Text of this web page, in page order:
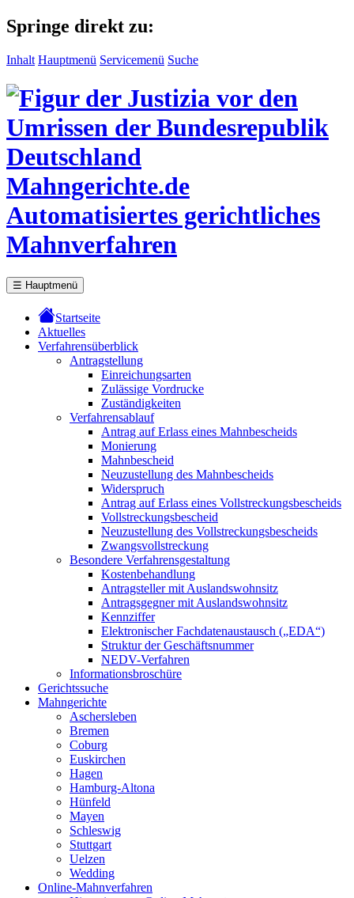
Springe direkt zu:
Inhalt Hauptmenü Servicemenü Suche
Mahngerichte.de
Automatisiertes gerichtliches
Mahnverfahren
☰ Hauptmenü
Startseite
Aktuelles
Verfahrensüberblick
Antragstellung
Einreichungsarten
Zulässige Vordrucke
Zuständigkeiten
Verfahrensablauf
Antrag auf Erlass eines Mahnbescheids
Monierung
Mahnbescheid
Neuzustellung des Mahnbescheids
Widerspruch
Antrag auf Erlass eines Vollstreckungsbescheids
Vollstreckungsbescheid
Neuzustellung des Vollstreckungsbescheids
Zwangsvollstreckung
Besondere Verfahrensgestaltung
Kostenbehandlung
Antragsteller mit Auslandswohnsitz
Antragsgegner mit Auslandswohnsitz
Kennziffer
Elektronischer Fachdatenaustausch („EDA“)
Struktur der Geschäftsnummer
NEDV-Verfahren
Informationsbroschüre
Gerichtssuche
Mahngerichte
Aschersleben
Bremen
Coburg
Euskirchen
Hagen
Hamburg-Altona
Hünfeld
Mayen
Schleswig
Stuttgart
Uelzen
Wedding
Online-Mahnverfahren